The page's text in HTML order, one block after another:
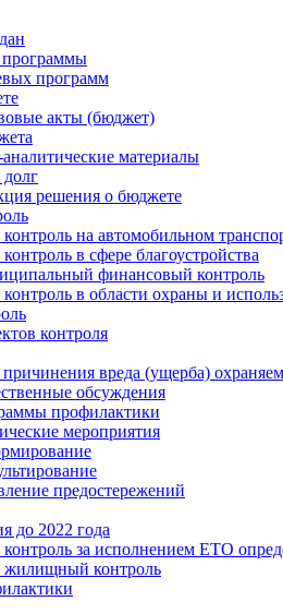
программ
акты (бюджет)
материалы
решения о бюджете
на автомобильном
в сфере благоустройства
финансовый контроль
в области охраны и
контроля
вреда (ущерба)
обсуждения
профилактики
мероприятия
предостережений
до 2022 года
за исполнением ЕТО
контроль